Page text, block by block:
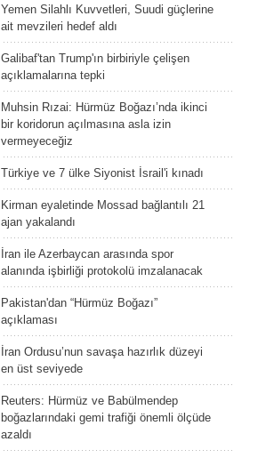
Yemen Silahlı Kuvvetleri, Suudi güçlerine
ait mevzileri hedef aldı
Galibaf'tan Trump'ın birbiriyle çelişen
açıklamalarına tepki
Muhsin Rızai: Hürmüz Boğazı’nda ikinci
bir koridorun açılmasına asla izin
vermeyeceğiz
Türkiye ve 7 ülke Siyonist İsrail'i kınadı
Kirman eyaletinde Mossad bağlantılı 21
ajan yakalandı
İran ile Azerbaycan arasında spor
alanında işbirliği protokolü imzalanacak
Pakistan'dan “Hürmüz Boğazı”
açıklaması
İran Ordusu’nun savaşa hazırlık düzeyi
en üst seviyede
Reuters: Hürmüz ve Babülmendep
boğazlarındaki gemi trafiği önemli ölçüde
azaldı